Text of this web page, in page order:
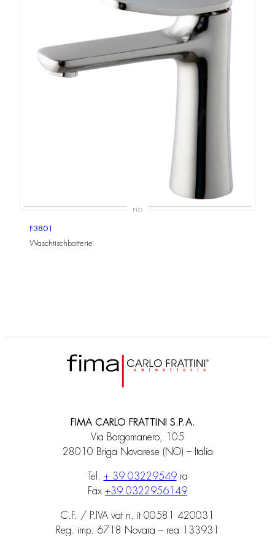
FLO
F3801
Waschtischbatterie
FIMA CARLO FRATTINI S.P.A.
Via Borgomanero, 105
28010 Briga Novarese (NO) – Italia
Tel. + 39 03229549ra
Fax +39 0322956149
C.F. / P.IVA vat n. it 00581 420031
Reg. imp. 6718 Novara – rea 133931